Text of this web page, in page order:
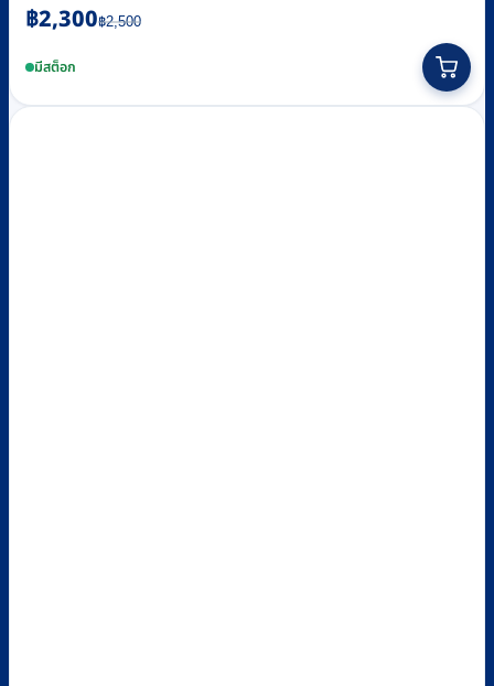
฿2,500
Original
price
was:
฿2,300
Current
price
is:มีสต็อก